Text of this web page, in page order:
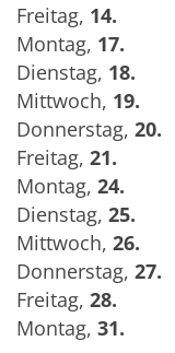
Freitag, 14.
Montag, 17.
Dienstag, 18.
Mittwoch, 19.
Donnerstag, 20.
Freitag, 21.
Montag, 24.
Dienstag, 25.
Mittwoch, 26.
Donnerstag, 27.
Freitag, 28.
Montag, 31.